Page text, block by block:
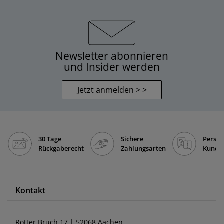
Newsletter abonnieren
und Insider werden
Jetzt anmelden > >
30 Tage
Rückgaberecht
Sichere
Zahlungsarten
Kontakt